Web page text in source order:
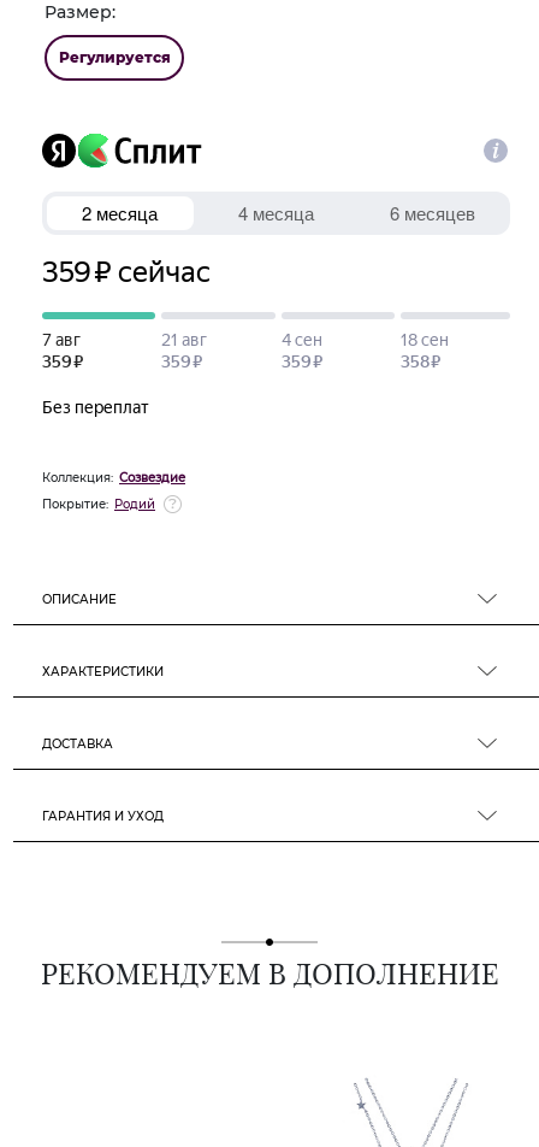
Размер:
Регулируется
Коллекция: Созвездие
Покрытие: Родий
ОПИСАНИЕ
ХАРАКТЕРИСТИКИ
ДОСТАВКА
ГАРАНТИЯ И УХОД
РЕКОМЕНДУЕМ В ДОПОЛНЕНИЕ